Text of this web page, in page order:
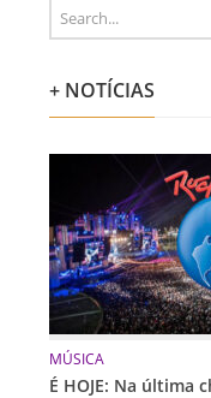
+ NOTÍCIAS
MÚSICA
É HOJE: Na última